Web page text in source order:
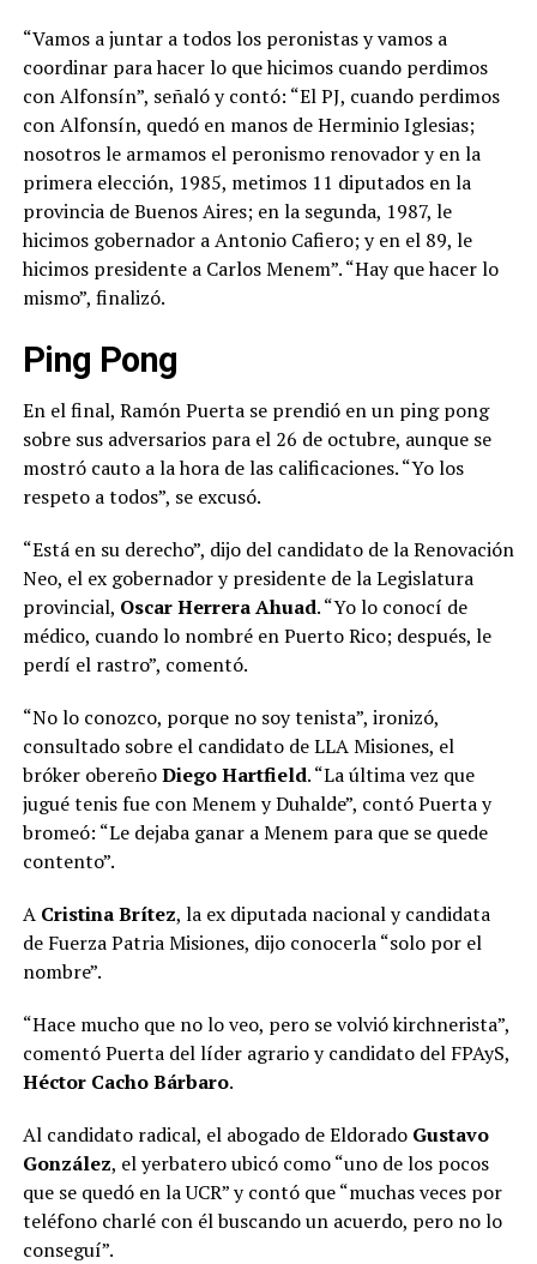
“Vamos a juntar a todos los peronistas y vamos a
coordinar para hacer lo que hicimos cuando perdimos
con Alfonsín”, señaló y contó: “El PJ, cuando perdimos
con Alfonsín, quedó en manos de Herminio Iglesias;
nosotros le armamos el peronismo renovador y en la
primera elección, 1985, metimos 11 diputados en la
provincia de Buenos Aires; en la segunda, 1987, le
hicimos gobernador a Antonio Cafiero; y en el 89, le
hicimos presidente a Carlos Menem”. “Hay que hacer lo
mismo”, finalizó.
Ping Pong
En el final, Ramón Puerta se prendió en un ping pong
sobre sus adversarios para el 26 de octubre, aunque se
mostró cauto a la hora de las calificaciones. “Yo los
respeto a todos”, se excusó.
“Está en su derecho”, dijo del candidato de la Renovación
Neo, el ex gobernador y presidente de la Legislatura
provincial, Oscar Herrera Ahuad. “Yo lo conocí de
médico, cuando lo nombré en Puerto Rico; después, le
perdí el rastro”, comentó.
“No lo conozco, porque no soy tenista”, ironizó,
consultado sobre el candidato de LLA Misiones, el
bróker obereñoDiego Hartfield. “La última vez que
jugué tenis fue con Menem y Duhalde”, contó Puerta y
bromeó: “Le dejaba ganar a Menem para que se quede
contento”.
A Cristina Brítez, la ex diputada nacional y candidata
de Fuerza Patria Misiones, dijo conocerla “solo por el
nombre”.
“Hace mucho que no lo veo, pero se volvió kirchnerista”,
comentó Puerta del líder agrario y candidato del FPAyS,
Héctor Cacho Bárbaro.
Al candidato radical, el abogado de Eldorado Gustavo
González, el yerbatero ubicó como “uno de los pocos
que se quedó en la UCR” y contó que “muchas veces por
teléfono charlé con él buscando un acuerdo, pero no lo
conseguí”.